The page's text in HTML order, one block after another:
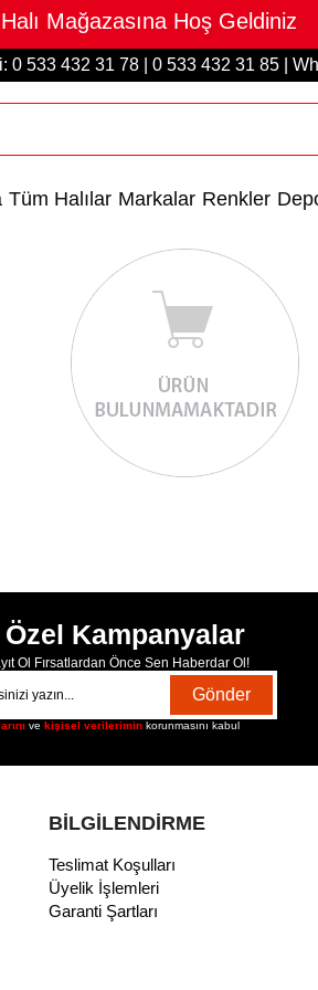
Halı Mağazasına Hoş
0 533 432 31 78 | 0 533 432 31 85 |
Tüm Halılar Markalar Renkler
Kampanyalar
Ol Fırsatlardan Önce Sen Haberdar Ol!
Gönder
vekişisel verilerimin korunmasını kabul
BİLGİLENDİRME
Teslimat Koşulları
Üyelik İşlemleri
Garanti Şartları